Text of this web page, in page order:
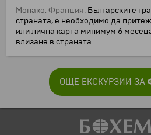
Монако, Франция: Българските
страната, е необходимо да
или лична карта минимум 6
влизане в страната.
ОЩЕ ЕКСКУРЗИИ ЗА